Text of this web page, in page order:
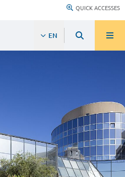
QUICK ACCESSES
EN